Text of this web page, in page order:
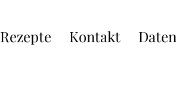
Rezepte Kontakt